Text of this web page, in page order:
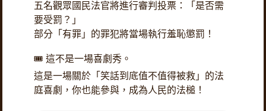
五名觀眾國民法官將進行審判投票：「是否需
要受罰？」
部分「有罪」的罪犯將當場執行羞恥懲罰！
🎟️ 這不是一場喜劇秀。
這是一場關於「笑話到底值不值得被救」的法
庭喜劇，你也能參與，成為人民的法槌！